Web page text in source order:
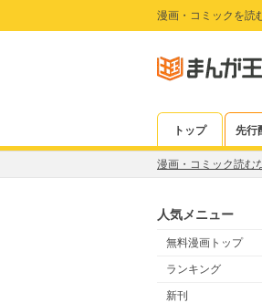
漫画・コミックを読
トップ 先行
漫画・コミック読む
人気メニュー
無料漫画トップ
ランキング
新刊